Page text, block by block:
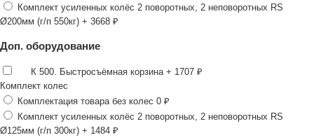
Комплект усиленных колёс 2 поворотных, 2 неповоротных RS
Ø200мм (г/п 550кг) + 3668 ₽
Доп. оборудование
К 500. Быстросъёмная корзина + 1707 ₽
Комплект колес
Комплектация товара без колес 0 ₽
Комплект усиленных колёс 2 поворотных, 2 неповоротных RS
Ø125мм (г/п 300кг) + 1484 ₽